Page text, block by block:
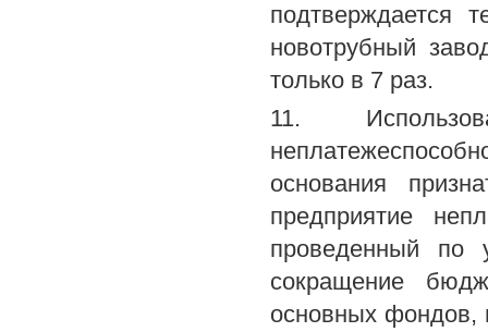
подтверждается
новотрубный
только в 7 раз.
11.
основания
предприятие
проведенный по
сокращение
основных фондов,